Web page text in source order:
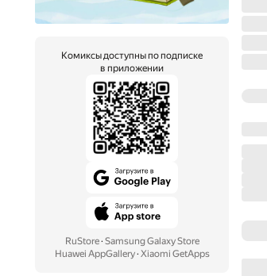
Комиксы доступны по подписке
в приложении
RuStore· Samsung Galaxy Store
Huawei AppGallery· Xiaomi GetApps